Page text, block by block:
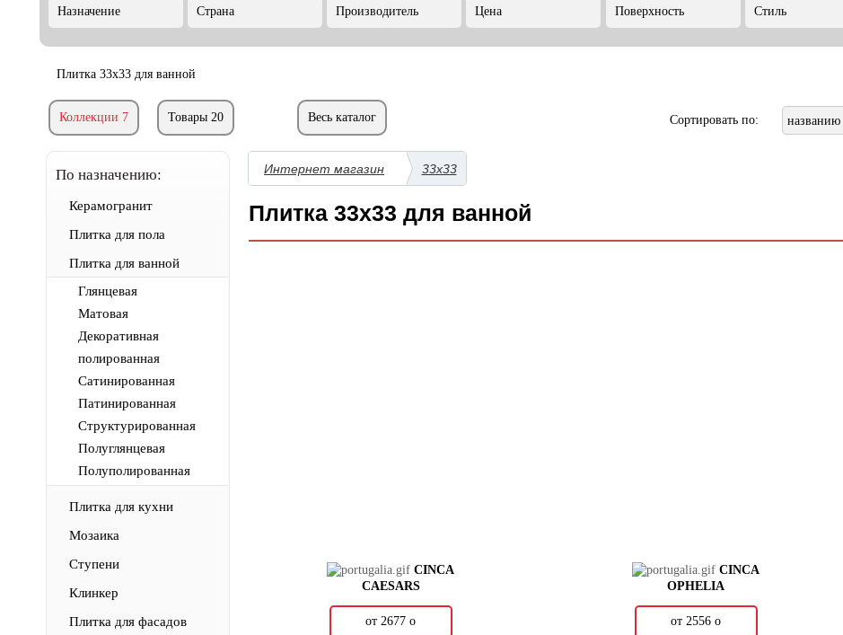
Назначение Страна Производитель Цена Поверхность Стиль
Плитка 33x33 для ванной
Коллекции 7 Товары 20 Весь каталог
По назначению:
Керамогранит
Плитка для пола
Плитка для ванной
Глянцевая
Матовая
Декоративная
полированная
Сатинированная
Патинированная
Структурированная
Полуглянцевая
Полуполированная
Плитка для кухни
Мозаика
Ступени
Клинкер
Плитка для фасадов
Интернет магазин 33x33
Сортировать по: названию
Плитка 33x33 для ванной
CINCA
CAESARS
от 2677о
CINCA
OPHELIA
от 2556о